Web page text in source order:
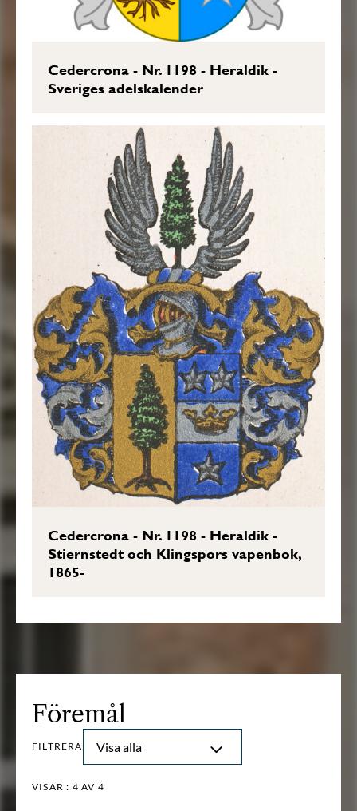
Cedercrona - Nr. 1198 - Heraldik -
Sveriges adelskalender
Cedercrona - Nr. 1198 - Heraldik -
Stiernstedt och Klingspors vapenbok,
1865-
Föremål
FILTRERA Visa alla
VISAR : 4 AV 4